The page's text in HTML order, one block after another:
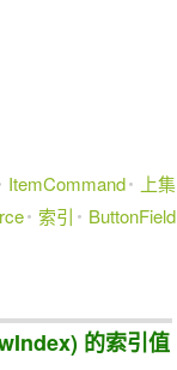
ItemCommand
上集
索引 ButtonField
的索引值